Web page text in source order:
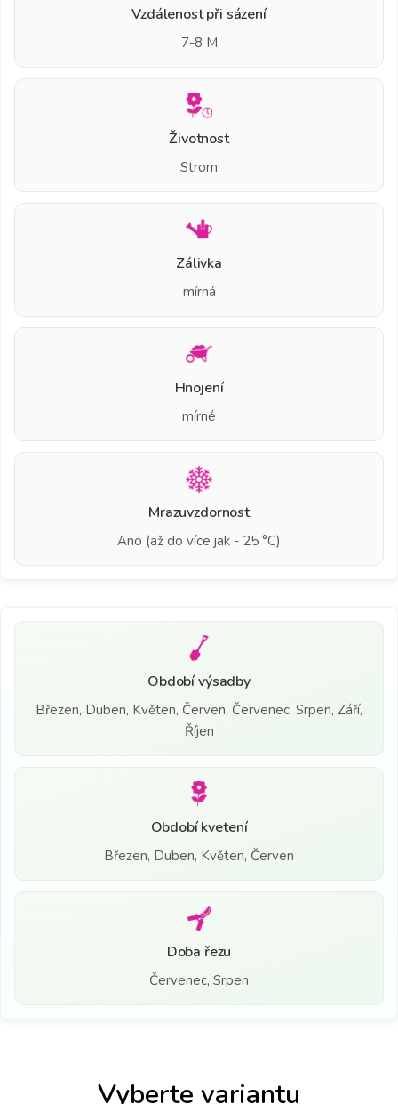
Vzdálenost při sázení
7-8 M
Životnost
Strom
Zálivka
mírná
Hnojení
mírné
Mrazuvzdornost
Ano (až do více jak - 25 °C)
Období výsadby
Březen, Duben, Květen, Červen, Červenec, Srpen, Září,
Říjen
Období kvetení
Březen, Duben, Květen, Červen
Doba řezu
Červenec, Srpen
Vyberte variantu